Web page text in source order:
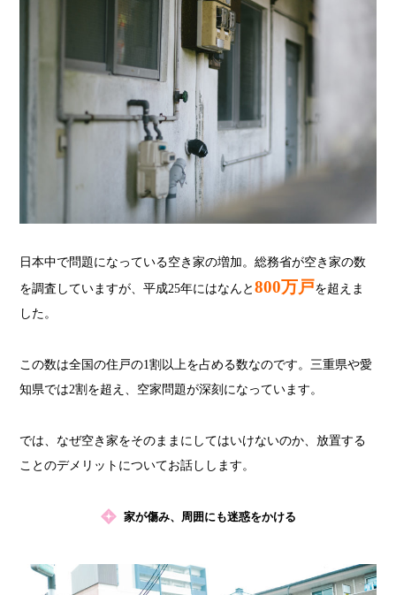
日本中で問題になっている空き家の増加。総務省が空き家の数
を調査していますが、平成25年にはなんと800万戸を超えま
した。
この数は全国の住戸の1割以上を占める数なのです。三重県や愛
知県では2割を超え、空家問題が深刻になっています。
では、なぜ空き家をそのままにしてはいけないのか、放置する
ことのデメリットについてお話しします。
家が傷み、周囲にも迷惑をかける